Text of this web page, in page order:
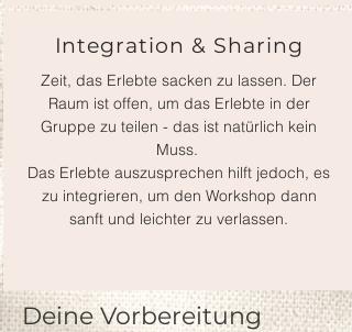
Integration & Sharing
Zeit, das Erlebte sacken zu lassen. Der
Raum ist offen, um das Erlebte in der
Gruppe zu teilen - das ist natürlich kein
Muss.
Das Erlebte auszusprechen hilft jedoch, es
zu integrieren, um den Workshop dann
sanft und leichter zu verlassen.
Deine Vorbereitung